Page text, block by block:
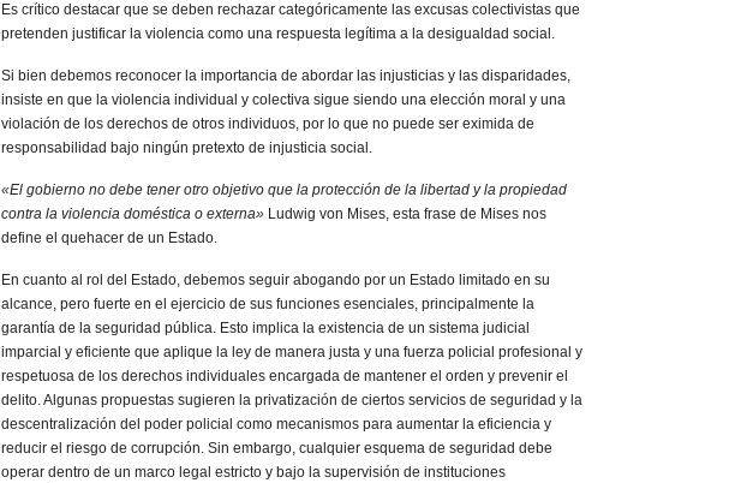
Es crítico destacar que se deben rechazar categóricamente las excusas colectivistas que
pretenden justificar la violencia como una respuesta legítima a la desigualdad social.
Si bien debemos reconocer la importancia de abordar las injusticias y las disparidades,
insiste en que la violencia individual y colectiva sigue siendo una elección moral y una
violación de los derechos de otros individuos, por lo que no puede ser eximida de
responsabilidad bajo ningún pretexto de injusticia social.
«El gobierno no debe tener otro objetivo que la protección de la libertad y la propiedad
contra la violencia doméstica o externa» Ludwig von Mises, esta frase de Mises nos
define el quehacer de un Estado.
En cuanto al rol del Estado, debemos seguir abogando por un Estado limitado en su
alcance, pero fuerte en el ejercicio de sus funciones esenciales, principalmente la
garantía de la seguridad pública. Esto implica la existencia de un sistema judicial
imparcial y eficiente que aplique la ley de manera justa y una fuerza policial profesional y
respetuosa de los derechos individuales encargada de mantener el orden y prevenir el
delito. Algunas propuestas sugieren la privatización de ciertos servicios de seguridad y la
descentralización del poder policial como mecanismos para aumentar la eficiencia y
reducir el riesgo de corrupción. Sin embargo, cualquier esquema de seguridad debe
operar dentro de un marco legal estricto y bajo la supervisión de instituciones